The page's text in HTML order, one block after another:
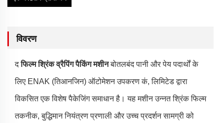
विवरण
दफिल्म श्रिंक व्रैपिंग पैकिंग मशीनबोतलबंद पानी और पेय पदार्थों के
लिए ENAK (तिआनजिन) ऑटोमेशन उपकरण कं, लिमिटेड द्वारा
विकसित एक विशेष पैकेजिंग समाधान है। यह मशीन उन्नत श्रिंक फिल्म
तकनीक, बुद्धिमान नियंत्रण प्रणाली और उच्च प्रदर्शन सामग्री को